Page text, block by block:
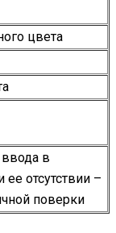
цвета
в
ее отсутствии –
поверки